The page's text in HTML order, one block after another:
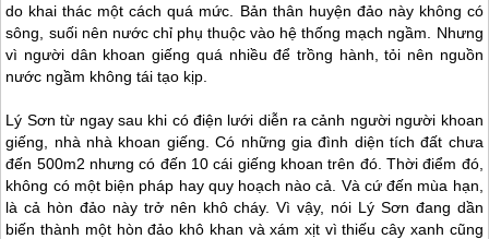
do khai thác một cách quá mức. Bản thân huyện đảo này không có
sông, suối nên nước chỉ phụ thuộc vào hệ thống mạch ngầm. Nhưng
vì người dân khoan giếng quá nhiều để trồng hành, tỏi nên nguồn
nước ngầm không tái tạo kịp.
Lý Sơn từ ngay sau khi có điện lưới diễn ra cảnh người người khoan
giếng, nhà nhà khoan giếng. Có những gia đình diện tích đất chưa
đến 500m2 nhưng có đến 10 cái giếng khoan trên đó. Thời điểm đó,
không có một biện pháp hay quy hoạch nào cả. Và cứ đến mùa hạn,
là cả hòn đảo này trở nên khô cháy. Vì vậy, nói Lý Sơn đang dần
biến thành một hòn đảo khô khan và xám xịt vì thiếu cây xanh cũng